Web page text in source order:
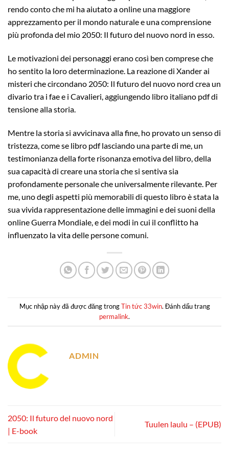
rendo conto che mi ha aiutato a online una maggiore
apprezzamento per il mondo naturale e una comprensione
più profonda del mio 2050: Il futuro del nuovo nord in esso.
Le motivazioni dei personaggi erano così ben comprese che
ho sentito la loro determinazione. La reazione di Xander ai
misteri che circondano 2050: Il futuro del nuovo nord crea un
divario tra i fae e i Cavalieri, aggiungendo libro italiano pdf di
tensione alla storia.
Mentre la storia si avvicinava alla fine, ho provato un senso di
tristezza, come se libro pdf lasciando una parte di me, un
testimonianza della forte risonanza emotiva del libro, della
sua capacità di creare una storia che si sentiva sia
profondamente personale che universalmente rilevante. Per
me, uno degli aspetti più memorabili di questo libro è stata la
sua vivida rappresentazione delle immagini e dei suoni della
online Guerra Mondiale, e dei modi in cui il conflitto ha
influenzato la vita delle persone comuni.
Mục nhập này đã được đăng trongTin tức 33win. Đánh dấu trang
permalink.
ADMIN
2050: Il futuro del nuovo nord
| E-book
Tuulen laulu – (EPUB)